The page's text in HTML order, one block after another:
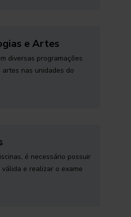
e Artes
diversas programações
nas unidades do
é necessário possuir
e realizar o exame